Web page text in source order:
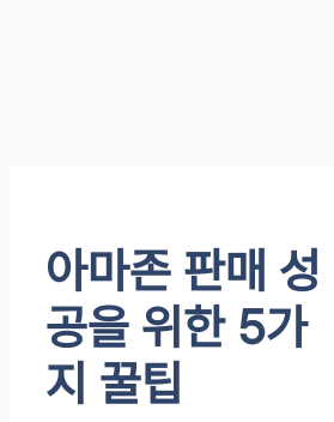
아마존 판매 성
공을 위한 5가
지 꿀팁